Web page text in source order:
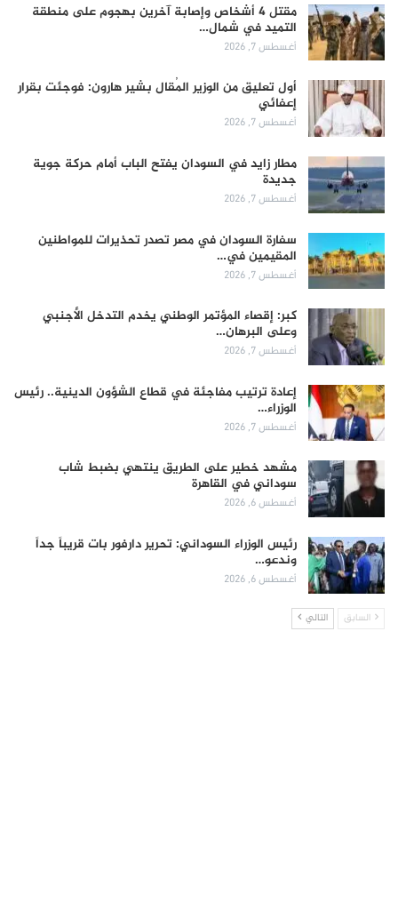
مقتل 4 أشخاص وإصابة آخرين بهجوم على منطقة
التميد في شمال…
أغسطس 7, 2026
أول تعليق من الوزير المُقال بشير هارون: فوجئت بقرار
إعفائي
أغسطس 7, 2026
مطار زايد في السودان يفتح الباب أمام حركة جوية
جديدة
أغسطس 7, 2026
سفارة السودان في مصر تصدر تحذيرات للمواطنين
المقيمين في…
أغسطس 7, 2026
كبر: إقصاء المؤتمر الوطني يخدم التدخل الأجنبي
وعلى البرهان…
أغسطس 7, 2026
إعادة ترتيب مفاجئة في قطاع الشؤون الدينية.. رئيس
الوزراء…
أغسطس 7, 2026
مشهد خطير على الطريق ينتهي بضبط شاب
سوداني في القاهرة
أغسطس 6, 2026
رئيس الوزراء السوداني: تحرير دارفور بات قريباً جداً
وندعو…
أغسطس 6, 2026
السابق التالي